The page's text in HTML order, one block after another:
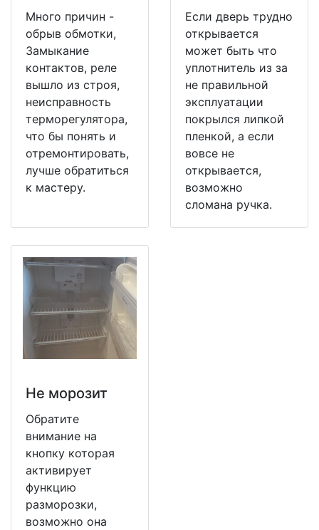
Много причин -
обрыв обмотки,
Замыкание
контактов, реле
вышло из строя,
неисправность
терморегулятора,
что бы понять и
отремонтировать,
лучше обратиться
к мастеру.
Если дверь трудно
открывается
может быть что
уплотнитель из за
не правильной
эксплуатации
покрылся липкой
пленкой, а если
вовсе не
открывается,
возможно
сломана ручка.
Не морозит
Обратите
внимание на
кнопку которая
активирует
функцию
разморозки,
возможно она